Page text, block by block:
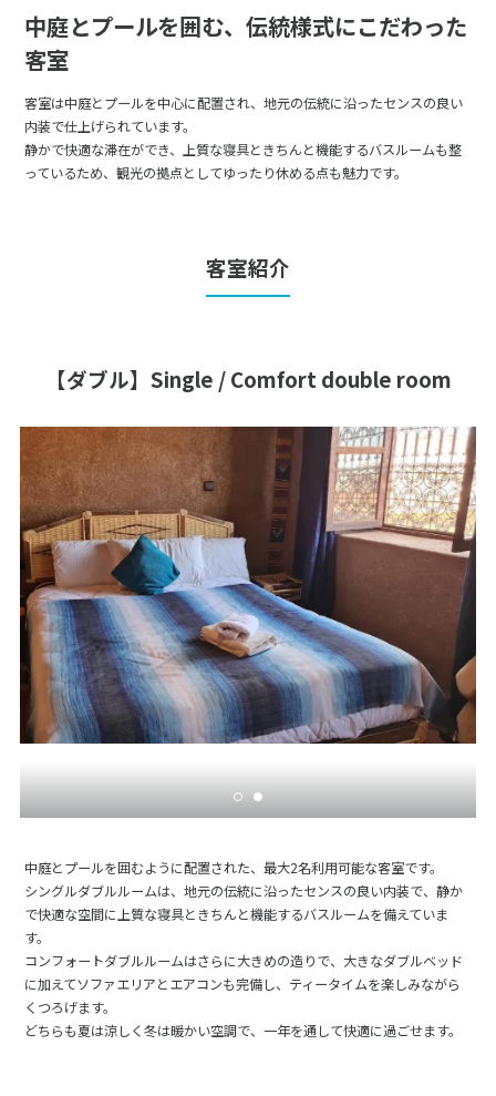
中庭とプールを囲む、伝統様式にこだわった
客室
客室は中庭とプールを中心に配置され、地元の伝統に沿ったセンスの良い
内装で仕上げられています。
静かで快適な滞在ができ、上質な寝具ときちんと機能するバスルームも整
っているため、観光の拠点としてゆったり休める点も魅力です。
客室紹介
【ダブル】Single / Comfort double room
中庭とプールを囲むように配置された、最大2名利用可能な客室です。
シングルダブルルームは、地元の伝統に沿ったセンスの良い内装で、静か
で快適な空間に上質な寝具ときちんと機能するバスルームを備えていま
す。
コンフォートダブルルームはさらに大きめの造りで、大きなダブルベッド
に加えてソファエリアとエアコンも完備し、ティータイムを楽しみながら
くつろげます。
どちらも夏は涼しく冬は暖かい空調で、一年を通して快適に過ごせます。